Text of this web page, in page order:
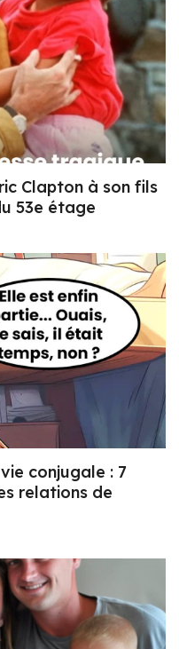
Clapton à son fils
53e étage
conjugale : 7
relations de